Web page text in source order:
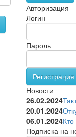
Авторизация
Логин
Пароль
Регистрация
Новости
26.02.2024
20.01.2024
06.01.2024
Подписка на